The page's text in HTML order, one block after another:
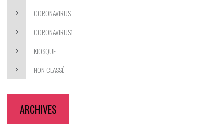
CORONAVIRUS
CORONAVIRUS1
KIOSQUE
NON CLASSÉ
ARCHIVES